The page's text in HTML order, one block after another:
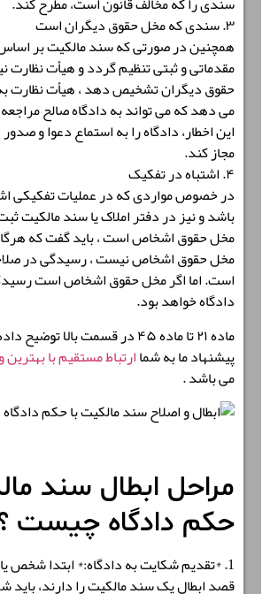
۳. سندی که مخل حقوق دیگران است
همچنین در صورتی که سند مالکیت بر
مقدماتی و ثبتی تنظیم گردد و هیأت نظارت
حقوق دیگران تشخیص دهد ، هیأت نظارت
می دهد که می تواند به دادگاه صالح
این اخطار، دادگاه را به استماع دعوا و
مجاز کند.
۴. اشتباه در تفکیک
در خصوص مواردی که در عملیات تفکیکی
باشد و نیز در دفتر املاک یا سند مالکیت
مخل حقوق اشخاص است ، باید گفت که
مخل حقوق اشخاص نیست ، رسیدگی در
است. اما اگر مخل حقوق اشخاص است
دادگاه خواهد بود.
ماده ۲۱ تا ماده ۴۵ در قسمت بالا
پیشنهاد ما به شماارتباط مستقیم با
می باشد .
مراحل ابطال سند
حکم دادگاه چیست
1. * تقدیم شکایت به دادگاه:* ابتدا شخص
قصدابطال یک سند مالکیترا دارند،